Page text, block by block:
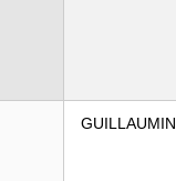
GUILLAUMIN